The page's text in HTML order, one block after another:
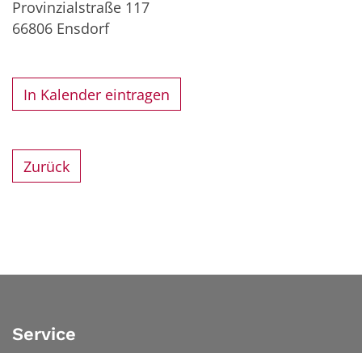
Provinzialstraße 117
66806 Ensdorf
In Kalender eintragen
Zurück
Service